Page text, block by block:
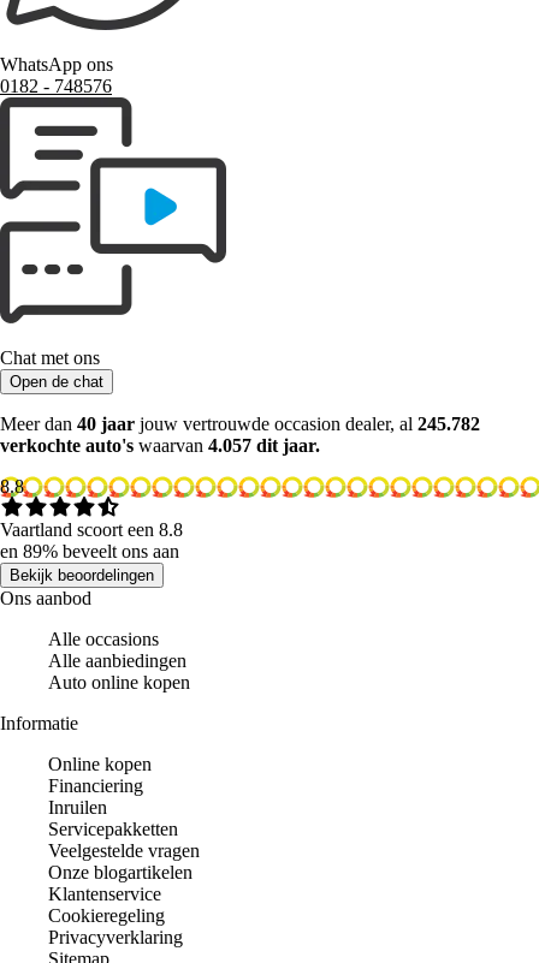
WhatsApp ons
0182 ‑ 748576
Chat met ons
Open de chat
Meer dan 40 jaar jouw vertrouwde occasion dealer, al 245.782
verkochte auto's waarvan 4.057 dit jaar.
8.8
Vaartland scoort een 8.8
en 89% beveelt ons aan
Bekijk beoordelingen
Ons aanbod
Alle occasions
Alle aanbiedingen
Auto online kopen
Informatie
Online kopen
Financiering
Inruilen
Servicepakketten
Veelgestelde vragen
Onze blogartikelen
Klantenservice
Cookieregeling
Privacyverklaring
Sitemap